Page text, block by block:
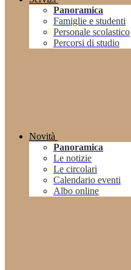
Panoramica
Famiglie e studenti
Personale scolastico
Percorsi di studio
Novità
Panoramica
Le notizie
Le circolari
Calendario eventi
Albo online